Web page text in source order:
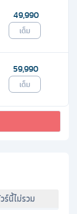
49,990
เต็ม
59,990
เต็ม
ร์นี้ไม่รวม